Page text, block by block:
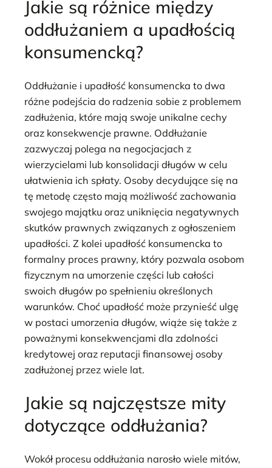
Jakie są różnice między
oddłużaniem a upadłością
konsumencką?
Oddłużanie i upadłość konsumencka to dwa
różne podejścia do radzenia sobie z problemem
zadłużenia, które mają swoje unikalne cechy
oraz konsekwencje prawne. Oddłużanie
zazwyczaj polega na negocjacjach z
wierzycielami lub konsolidacji długów w celu
ułatwienia ich spłaty. Osoby decydujące się na
tę metodę często mają możliwość zachowania
swojego majątku oraz uniknięcia negatywnych
skutków prawnych związanych z ogłoszeniem
upadłości. Z kolei upadłość konsumencka to
formalny proces prawny, który pozwala osobom
fizycznym na umorzenie części lub całości
swoich długów po spełnieniu określonych
warunków. Choć upadłość może przynieść ulgę
w postaci umorzenia długów, wiąże się także z
poważnymi konsekwencjami dla zdolności
kredytowej oraz reputacji finansowej osoby
zadłużonej przez wiele lat.
Jakie są najczęstsze mity
dotyczące oddłużania?
Wokół procesu oddłużania narosło wiele mitów,